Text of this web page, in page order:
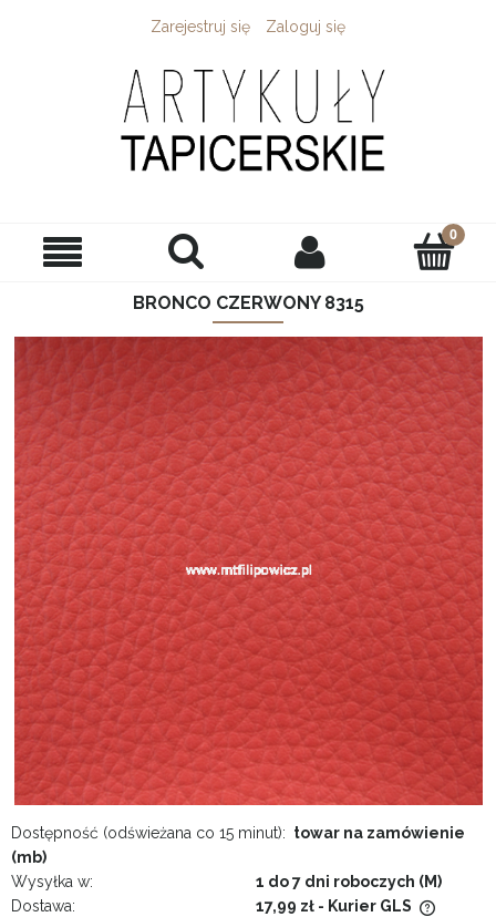
Zarejestruj się Zaloguj się
BRONCO CZERWONY 8315
Dostępność (odświeżana co 15 minut): towar na zamówienie
(mb)
Wysyłka w:
1 do 7 dni roboczych (M)
Dostawa:
17,99 zł - Kurier GLS